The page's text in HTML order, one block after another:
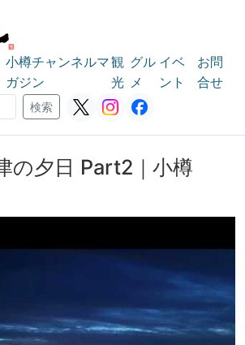
小樽チャンネルマ
ガジン
観
光
グル
メ
イベ
ント
お問
合せ
検索
の夕日 Part2｜小樽